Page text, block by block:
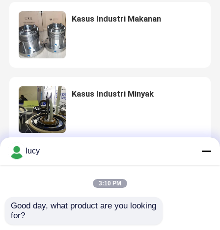
Kasus Industri Makanan
Kasus Industri Minyak
Kasus Perusahaan Kimia
lucy
3:10 PM
Good day, what product are you looking
for?